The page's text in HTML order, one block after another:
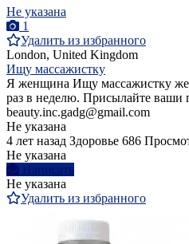
Не указана
1
Удалить из избранного
London, United Kingdom
Ищу массажистку
Я женщина Ищу массажистку
раз в неделю. Присылайте ваши
beauty.inc.gadg@gmail.com
Не указана
4 лет назад Здоровье 686
Не указана
Написать
Не указана
Удалить из избранного